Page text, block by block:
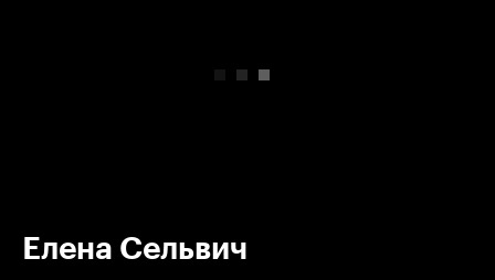
Елена Сельвич